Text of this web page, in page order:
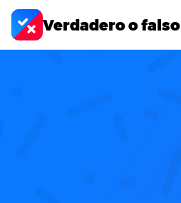
Verdadero o falso